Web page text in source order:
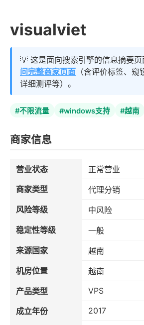
visualviet
💡 这是面向搜索引擎的信息摘要页
问完整商家页面 （含评价标签、窥
详细测评等）。
#不限流量 #windows支持 #越南
商家信息
营业状态
正常营业
商家类型
代理分销
风险等级
中风险
稳定性等级
一般
来源国家
越南
机房位置
越南
产品类型
VPS
成立年份 2017